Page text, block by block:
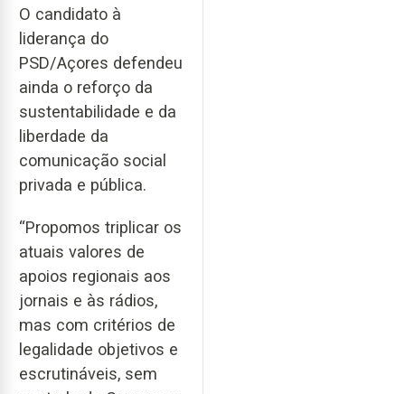
O candidato à
liderança do
PSD/Açores defendeu
ainda o reforço da
sustentabilidade e da
liberdade da
comunicação social
privada e pública.
“Propomos triplicar os
atuais valores de
apoios regionais aos
jornais e às rádios,
mas com critérios de
legalidade objetivos e
escrutináveis, sem